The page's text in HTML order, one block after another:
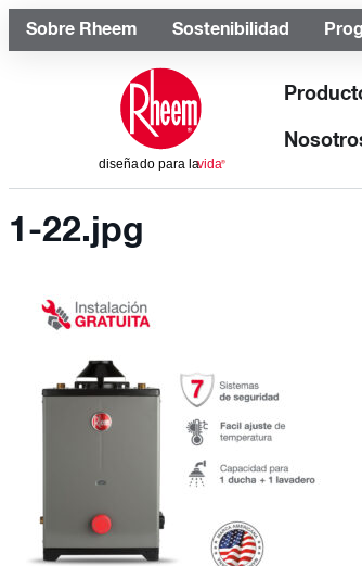
Sobre Rheem Sostenibilidad
1-22.jpg